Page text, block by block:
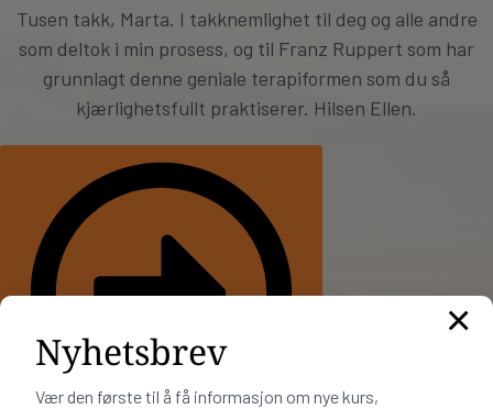
Tusen takk, Marta. I takknemlighet til deg og alle andre
som deltok i min prosess, og til Franz Ruppert som har
grunnlagt denne geniale terapiformen som du så
kjærlighetsfullt praktiserer. Hilsen Ellen.
×
Nyhetsbrev
Vær den første til å få informasjon om nye kurs,